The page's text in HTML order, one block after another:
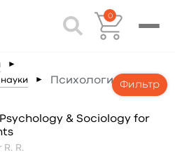
0
►
► Психология Фильтр
Psychology & Sociology for
R. R.